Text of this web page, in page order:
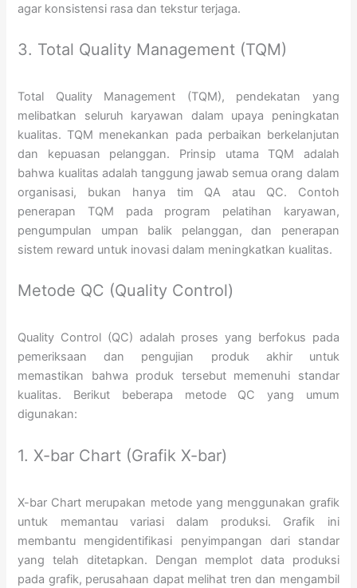
agar konsistensi rasa dan tekstur terjaga.
3. Total Quality Management (TQM)
Total Quality Management (TQM), pendekatan yang
melibatkan seluruh karyawan dalam upaya peningkatan
kualitas. TQM menekankan pada perbaikan berkelanjutan
dan kepuasan pelanggan. Prinsip utama TQM adalah
bahwa kualitas adalah tanggung jawab semua orang dalam
organisasi, bukan hanya tim QA atau QC. Contoh
penerapan TQM pada program pelatihan karyawan,
pengumpulan umpan balik pelanggan, dan penerapan
sistem reward untuk inovasi dalam meningkatkan kualitas.
Metode QC (Quality Control)
Quality Control (QC) adalah proses yang berfokus pada
pemeriksaan dan pengujian produk akhir untuk
memastikan bahwa produk tersebut memenuhi standar
kualitas. Berikut beberapa metode QC yang umum
digunakan:
1. X-bar Chart (Grafik X-bar)
X-bar Chart merupakan metode yang menggunakan grafik
untuk memantau variasi dalam produksi. Grafik ini
membantu mengidentifikasi penyimpangan dari standar
yang telah ditetapkan. Dengan memplot data produksi
pada grafik, perusahaan dapat melihat tren dan mengambil